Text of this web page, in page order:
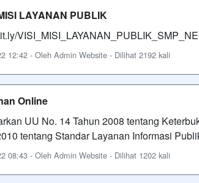
LAYANAN PUBLIK
12:42 - Oleh Admin Website - Dilihat 2192 kali
Online
UU No. 14 Tahun 2008 tentang
tentang Standar Layanan Informasi
08:43 - Oleh Admin Website - Dilihat 1202 kali